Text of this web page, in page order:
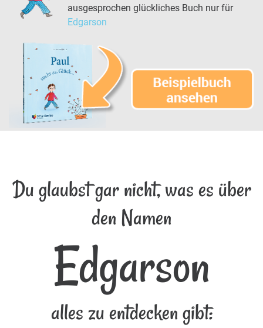
ausgesprochen glückliches Buch nur für
Edgarson
Du glaubst gar nicht, was es über
den Namen
Edgarson
alles zu entdecken gibt: